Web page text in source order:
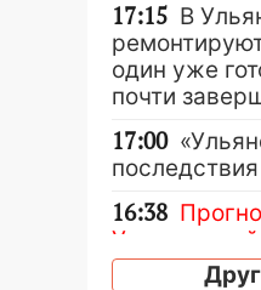
17:15 В
один уже
почти
17:00
16:38
августа